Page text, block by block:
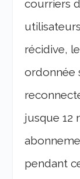
courriers
récidive,
ordonnée
jusque 12
pendant